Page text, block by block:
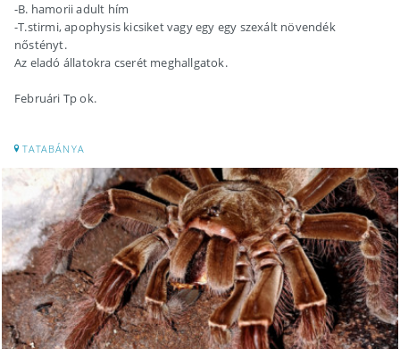
-B. hamorii adult hím
-T.stirmi, apophysis kicsiket vagy egy egy szexált növendék
nőstényt.
Az eladó állatokra cserét meghallgatok.
Februári Tp ok.
TATABÁNYA